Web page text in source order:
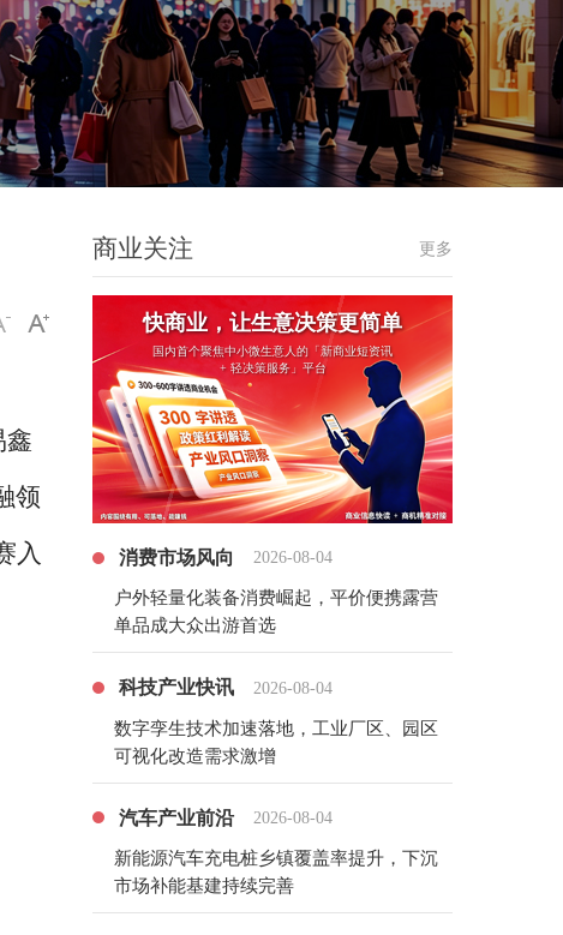
鑫
领
入
商业关注 更多
快商业，让生意决策更简单
国内首个聚焦中小微生意人的「新商业短资讯
+ 轻决策服务」平台
消费市场风向 2026-08-04
户外轻量化装备消费崛起，平价便携露营
单品成大众出游首选
科技产业快讯 2026-08-04
数字孪生技术加速落地，工业厂区、园区
可视化改造需求激增
汽车产业前沿 2026-08-04
新能源汽车充电桩乡镇覆盖率提升，下沉
市场补能基建持续完善